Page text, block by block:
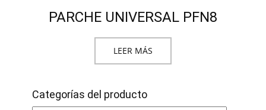
PARCHE UNIVERSAL PFN8
LEER MÁS
Categorías del producto